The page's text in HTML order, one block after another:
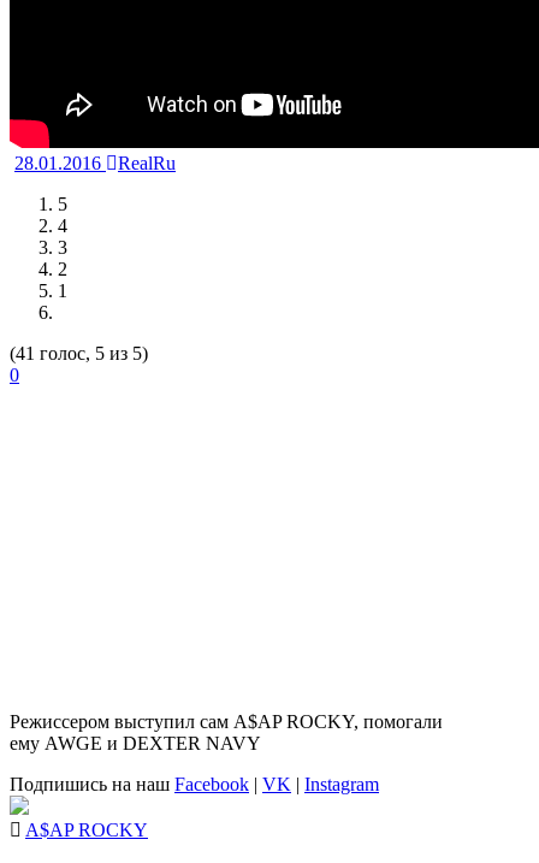
28.01.2016
RealRu
5
4
3
2
1
(41 голос, 5 из 5)
0
Режиссером выступил сам A$AP ROCKY, помогали
ему AWGE и DEXTER NAVY
Подпишись на наш Facebook | VK | Instagram
A$AP ROCKY